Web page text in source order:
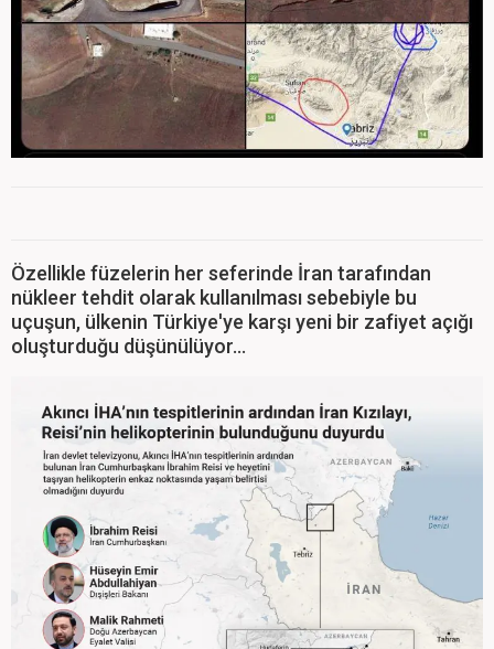
Özellikle füzelerin her seferinde İran tarafından
nükleer tehdit olarak kullanılması sebebiyle bu
uçuşun, ülkenin Türkiye'ye karşı yeni bir zafiyet açığı
oluşturduğu düşünülüyor...